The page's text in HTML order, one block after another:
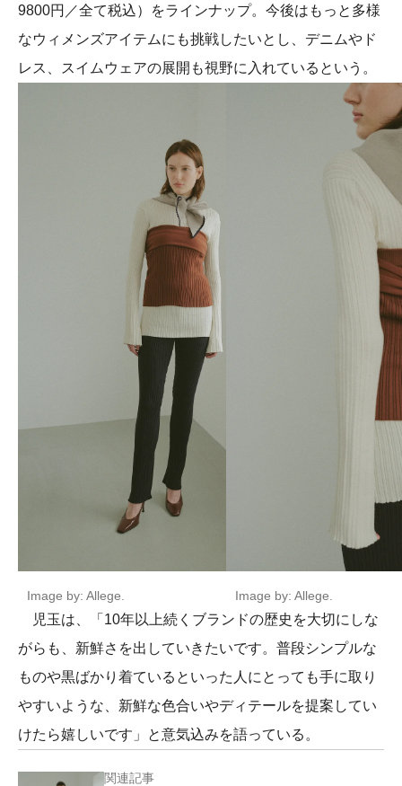
9800円／全て税込）をラインナップ。今後はもっと多様
なウィメンズアイテムにも挑戦したいとし、デニムやド
レス、スイムウェアの展開も視野に入れているという。
Image by: Allege. Image by: Allege.
児玉は、「10年以上続くブランドの歴史を大切にしな
がらも、新鮮さを出していきたいです。普段シンプルな
ものや黒ばかり着ているといった人にとっても手に取り
やすいような、新鮮な色合いやディテールを提案してい
けたら嬉しいです」と意気込みを語っている。
関連記事